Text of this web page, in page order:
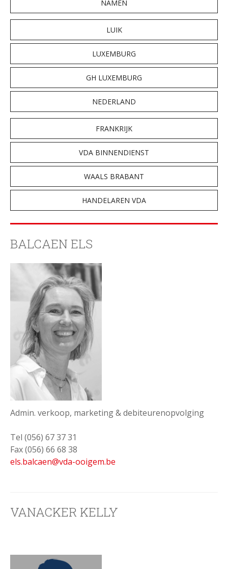
NAMEN
LUIK
LUXEMBURG
GH LUXEMBURG
NEDERLAND
FRANKRIJK
VDA BINNENDIENST
WAALS BRABANT
HANDELAREN VDA
BALCAEN ELS
Admin. verkoop, marketing & debiteurenopvolging
Tel (056) 67 37 31
Fax (056) 66 68 38
els.balcaen@vda-ooigem.be
VANACKER KELLY